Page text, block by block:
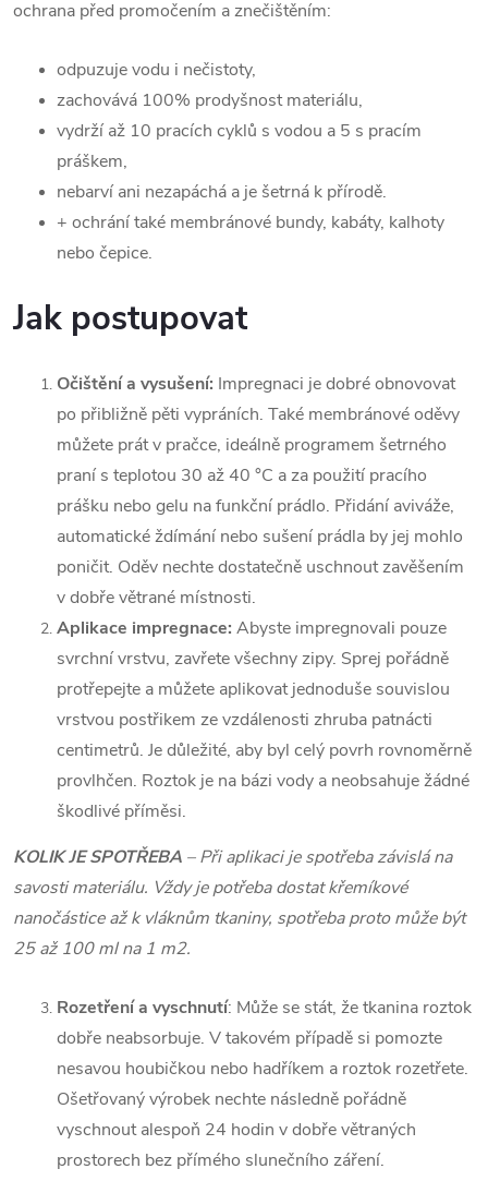
ochrana před promočením a znečištěním:
odpuzuje vodu i nečistoty,
zachovává 100% prodyšnost materiálu,
vydrží až 10 pracích cyklů s vodou a 5 s pracím
práškem,
nebarví ani nezapáchá a je šetrná k přírodě.
+ ochrání také membránové bundy, kabáty, kalhoty
nebo čepice.
Jak postupovat
Očištění a vysušení: Impregnaci je dobré obnovovat
po přibližně pěti vypráních. Také membránové oděvy
můžete prát v pračce, ideálně programem šetrného
praní s teplotou 30 až 40 °C a za použití pracího
prášku nebo gelu na funkční prádlo. Přidání aviváže,
automatické ždímání nebo sušení prádla by jej mohlo
poničit. Oděv nechte dostatečně uschnout zavěšením
v dobře větrané místnosti.
Aplikace impregnace: Abyste impregnovali pouze
svrchní vrstvu, zavřete všechny zipy. Sprej pořádně
protřepejte a můžete aplikovat jednoduše souvislou
vrstvou postřikem ze vzdálenosti zhruba patnácti
centimetrů. Je důležité, aby byl celý povrh rovnoměrně
provlhčen. Roztok je na bázi vody a neobsahuje žádné
škodlivé příměsi.
KOLIK JE SPOTŘEBA – Při aplikaci je spotřeba závislá na
savosti materiálu. Vždy je potřeba dostat křemíkové
nanočástice až k vláknům tkaniny, spotřeba proto může být
25 až 100 ml na 1 m2.
Rozetření a vyschnutí: Může se stát, že tkanina roztok
dobře neabsorbuje. V takovém případě si pomozte
nesavou houbičkou nebo hadříkem a roztok rozetřete.
Ošetřovaný výrobek nechte následně pořádně
vyschnout alespoň 24 hodin v dobře větraných
prostorech bez přímého slunečního záření.